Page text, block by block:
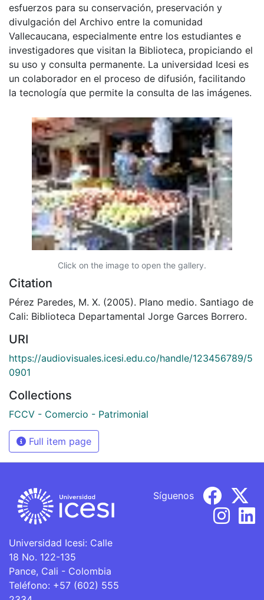
esfuerzos para su conservación, preservación y
divulgación del Archivo entre la comunidad
Vallecaucana, especialmente entre los estudiantes e
investigadores que visitan la Biblioteca, propiciando el
su uso y consulta permanente. La universidad Icesi es
un colaborador en el proceso de difusión, facilitando
la tecnología que permite la consulta de las imágenes.
Click on the image to open the gallery.
Citation
Pérez Paredes, M. X. (2005). Plano medio. Santiago de
Cali: Biblioteca Departamental Jorge Garces Borrero.
URI
https://audiovisuales.icesi.edu.co/handle/123456789/5
0901
Collections
FCCV - Comercio - Patrimonial
Full item page
Universidad Icesi: Calle
18 No. 122-135
Pance, Cali - Colombia
Teléfono: +57 (602) 555
Síguenos